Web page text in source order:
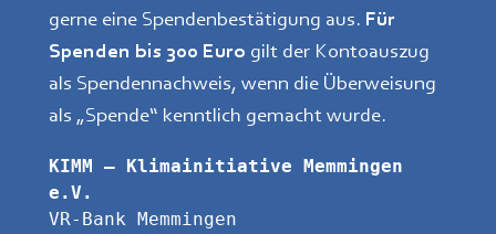
gerne eine Spendenbestätigung aus. Für
Spenden bis 300 Euro gilt der Kontoauszug
als Spendennachweis, wenn die Überweisung
als „Spende“ kenntlich gemacht wurde.
KIMM – Klimainitiative Memmingen
e.V.
VR-Bank Memmingen